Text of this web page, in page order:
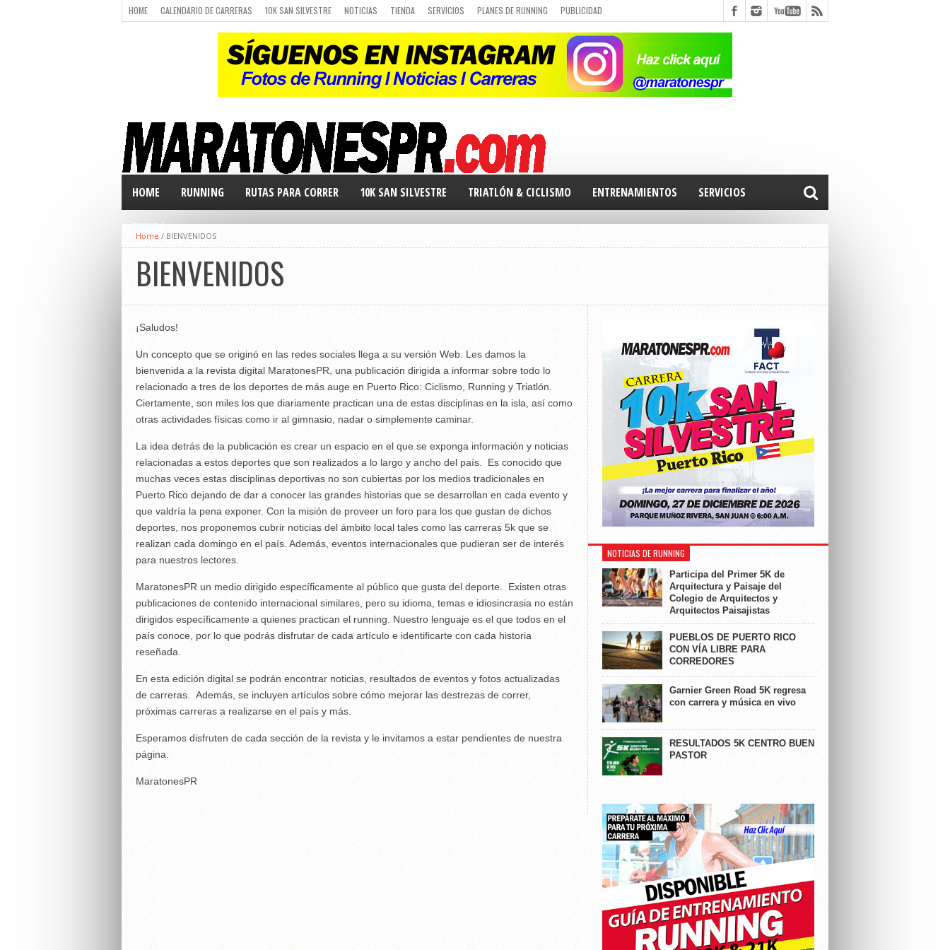
HOME CALENDARIO DE CARRERAS 10K SAN SILVESTRE NOTICIAS TIENDA SERVICIOS PLANES DE RUNNING
PUBLICIDAD
LUGARES PARA CORRER CALENDARIO DE CARRERAS Q&A CURSO DE RUNNING CHALLENGE PORTAL DE MIEMBROS
HOME RUNNING RUTAS PARA CORRER 10K SAN SILVESTRE TRIATLÓN & CICLISMO ENTRENAMIENTOS SERVICIOS
TIENDA
Home / BIENVENIDOS
BIENVENIDOS
¡Saludos!
Un concepto que se originó en las redes sociales llega a su versión Web. Les damos la
bienvenida a la revista digital MaratonesPR, una publicación dirigida a informar sobre todo lo
relacionado a tres de los deportes de más auge en Puerto Rico: Ciclismo, Running y Triatlón.
Ciertamente, son miles los que diariamente practican una de estas disciplinas en la isla, así como
otras actividades físicas como ir al gimnasio, nadar o simplemente caminar.
La idea detrás de la publicación es crear un espacio en el que se exponga información y noticias
relacionadas a estos deportes que son realizados a lo largo y ancho del país. Es conocido que
muchas veces estas disciplinas deportivas no son cubiertas por los medios tradicionales en
Puerto Rico dejando de dar a conocer las grandes historias que se desarrollan en cada evento y
que valdría la pena exponer. Con la misión de proveer un foro para los que gustan de dichos
deportes, nos proponemos cubrir noticias del ámbito local tales como las carreras 5k que se
realizan cada domingo en el país. Además, eventos internacionales que pudieran ser de interés
para nuestros lectores.
MaratonesPR un medio dirigido específicamente al público que gusta del deporte. Existen otras
publicaciones de contenido internacional similares, pero su idioma, temas e idiosincrasia no están
dirigidos específicamente a quienes practican el running. Nuestro lenguaje es el que todos en el
país conoce, por lo que podrás disfrutar de cada artículo e identificarte con cada historia
reseñada.
En esta edición digital se podrán encontrar noticias, resultados de eventos y fotos actualizadas
de carreras. Además, se incluyen artículos sobre cómo mejorar las destrezas de correr,
próximas carreras a realizarse en el país y más.
Esperamos disfruten de cada sección de la revista y le invitamos a estar pendientes de nuestra
página.
MaratonesPR
NOTICIAS DE RUNNING
Participa del Primer 5K de
Arquitectura y Paisaje del
Colegio de Arquitectos y
Arquitectos Paisajistas
PUEBLOS DE PUERTO RICO
CON VÍA LIBRE PARA
CORREDORES
Garnier Green Road 5K regresa
con carrera y música en vivo
RESULTADOS 5K CENTRO BUEN
PASTOR